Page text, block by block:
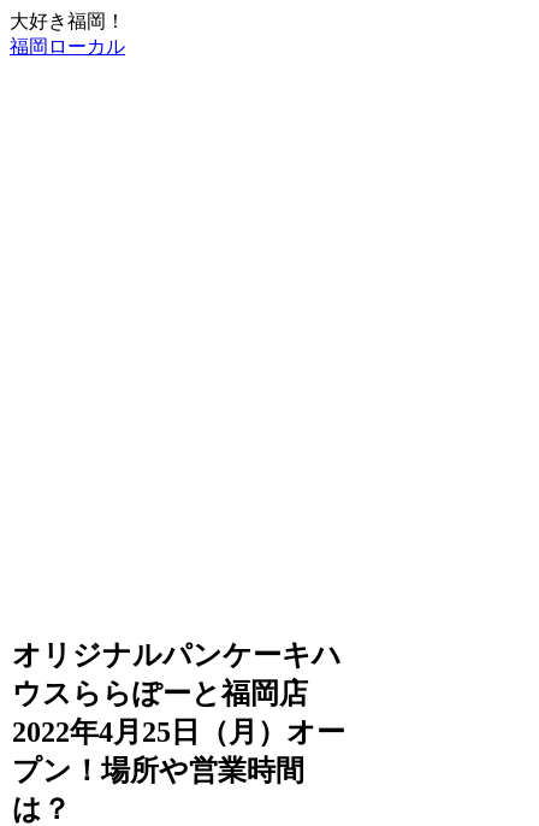
大好き福岡！
福岡ローカル
オリジナルパンケーキハ
ウスららぽーと福岡店
2022年4月25日（月）オー
プン！場所や営業時間
は？